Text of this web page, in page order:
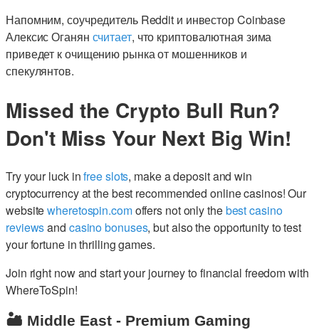
Напомним, соучредитель Reddit и инвестор Coinbase
Алексис Оганян считает, что криптовалютная зима
приведет к очищению рынка от мошенников и
спекулянтов.
Missed the Crypto Bull Run?
Don't Miss Your Next Big Win!
Try your luck infree slots, make a deposit and win
cryptocurrency at the best recommended online casinos! Our
websitewheretospin.comoffers not only thebest casino
reviewsand casino bonuses, but also the opportunity to test
your fortune in thrilling games.
Join right now and start your journey to financial freedom with
WhereToSpin!
🏜️ Middle East - Premium Gaming